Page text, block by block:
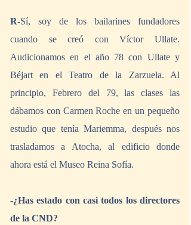
R-Sí, soy de los bailarines fundadores
cuando se creó con Víctor Ullate.
Audicionamos en el año 78 con Ullate y
Béjart en el Teatro de la Zarzuela. Al
principio, Febrero del 79, las clases las
dábamos con Carmen Roche en un pequeño
estudio que tenía Mariemma, después nos
trasladamos a Atocha, al edificio donde
ahora está el Museo Reina Sofía.
-¿Has estado con casi todos los directores
de la CND?